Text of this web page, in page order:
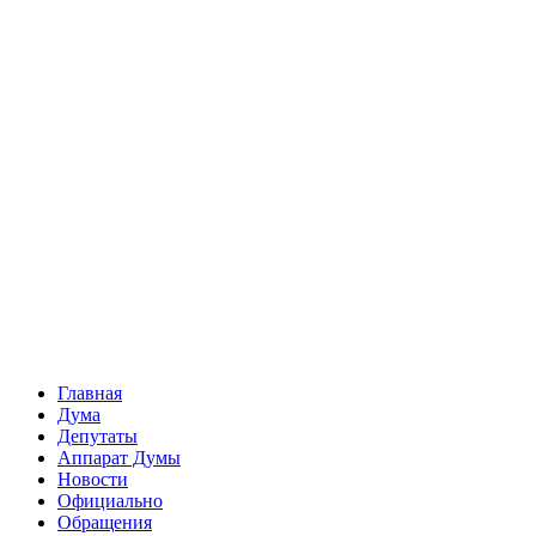
Главная
Дума
Депутаты
Аппарат Думы
Новости
Официально
Обращения